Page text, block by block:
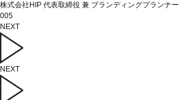
株式会社HIP 代表取締役 兼 ブランディングプランナー
005
NEXT
NEXT